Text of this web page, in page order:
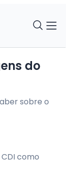
do
sobre o